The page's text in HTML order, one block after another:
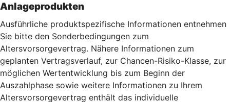
Anlageprodukten
Ausführliche produktspezifische Informationen entnehmen
Sie bitte den Sonderbedingungen zum
Altersvorsorgevertrag. Nähere Informationen zum
geplanten Vertragsverlauf, zur Chancen-Risiko-Klasse, zur
möglichen Wertentwicklung bis zum Beginn der
Auszahlphase sowie weitere Informationen zu Ihrem
Altersvorsorgevertrag enthält das individuelle